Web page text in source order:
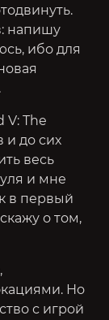
напишу
ибо для
V: The
и до сих
весь
и мне
в первый
о том,
Но
с игрой